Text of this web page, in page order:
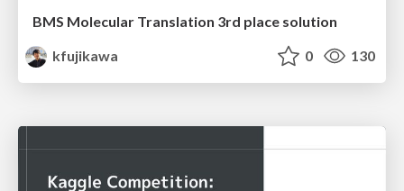
BMS Molecular Translation 3rd place solution
kfujikawa
0 130